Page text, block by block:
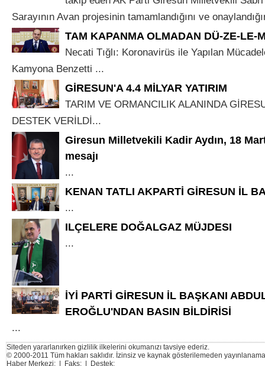
Sarayının Avan projesinin tamamlandığını ve
TAM KAPANMA OLMADAN DÜ-ZE-LE-
Necati Tığlı: Koronavirüs ile Yapılan
Kamyona Benzetti ...
GİRESUN'A 4.4 MİLYAR YATIRIM
TARIM VE ORMANCILIK ALANINDA
DESTEK VERİLDİ...
Giresun Milletvekili Kadir Aydın, 18
mesajı
...
KENAN TATLI AKPARTİ GİRESUN İL
...
ILÇELERE DOĞALGAZ MÜJDESI
...
İYİ PARTİ GİRESUN İL BAŞKANI
EROĞLU'NDAN BASIN BİLDİRİSİ
...
Siteden yararlanırken gizlilik ilkelerini okumanızı tavsiye ederiz.
© 2000-2011 Tüm hakları saklıdır. İzinsiz ve kaynak gösterilemeden
Haber Merkezi: | Faks: | Destek: